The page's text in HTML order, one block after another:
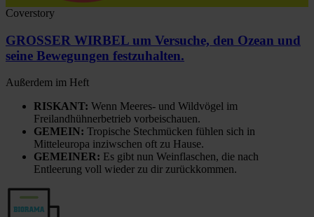
Coverstory
GROSSER WIRBEL um Versuche, den Ozean und
seine Bewegungen festzuhalten.
Außerdem im Heft
RISKANT: Wenn Meeres- und Wildvögel im
Freilandhühnerbetrieb vorbeischauen.
GEMEIN: Tropische Stechmücken fühlen sich in
Mitteleuropa inziwschen oft zu Hause.
GEMEINER: Es gibt nun Weinflaschen, die nach
Entleerung voll wieder zu dir zurückkommen.